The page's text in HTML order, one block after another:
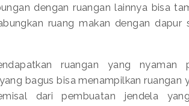
dengan ruangan lainnya bisa
ruang makan dengan dapur
ruangan yang nyaman
bagus bisa menampilkan ruangan
dari pembuatan jendela